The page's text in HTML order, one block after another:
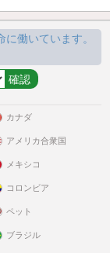
働いています。
カナダ
アメリカ合衆国
メキシコ
コロンビア
ペット
ブラジル